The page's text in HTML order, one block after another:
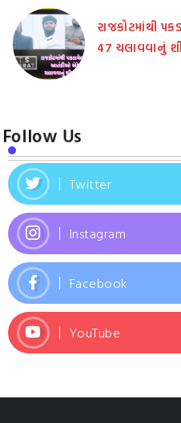
રાજકોટમાંથી
47 ચલાવવાનું
Follow Us
Twitter
Instagram
Facebook
YouTube